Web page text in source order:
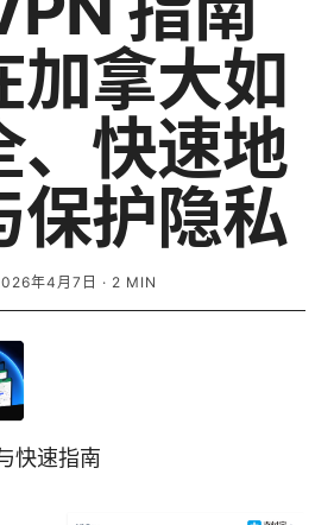
拿大如
、快速地
保护隐私
年4月7日 · 2 MIN
快速指南